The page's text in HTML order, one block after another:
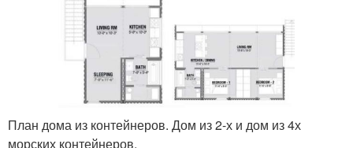
План дома из контейнеров. Дом из 2-х и дом из 4х
морских контейнеров.